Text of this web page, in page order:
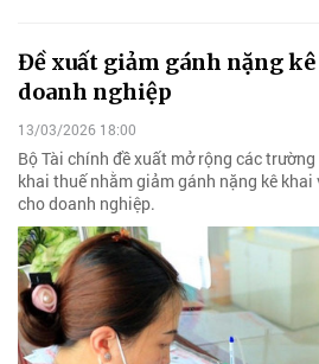
Đề xuất giảm gánh nặng
doanh nghiệp
13/03/2026 18:00
Bộ Tài chính đề xuất mở rộng các
khai thuế nhằm giảm gánh nặng kê
cho doanh nghiệp.